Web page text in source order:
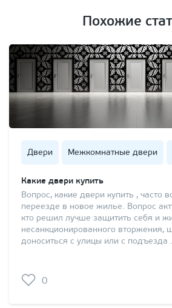
Похожие
Двери Межкомнатные двери
Какие двери купить
Вопрос, какие двери купить , часто
переезде в новое жилье. Вопрос
кто решил лучше защитить себя и
несанкционированного вторжения,
доноситься с улицы или с подъезда
0